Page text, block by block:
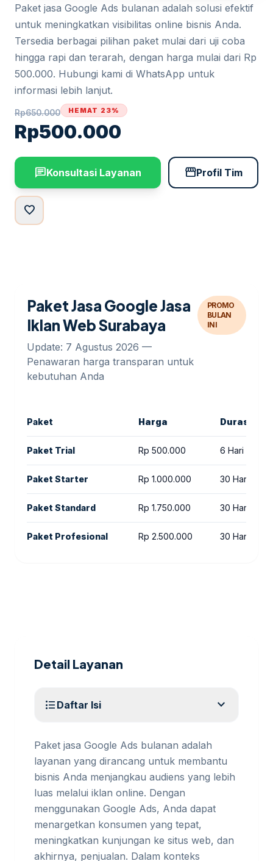
Paket jasa Google Ads bulanan adalah solusi efektif
untuk meningkatkan visibilitas online bisnis Anda.
Tersedia berbagai pilihan paket mulai dari uji coba
hingga rapi dan terarah, dengan harga mulai dari Rp
500.000. Hubungi kami di WhatsApp untuk
informasi lebih lanjut.
Rp650.000
Rp500.000
HEMAT 23%
chatKonsultasi Layanan storefrontProfil Tim
favorite
Paket Jasa Google Jasa
Iklan Web Surabaya
Update: 7 Agustus 2026 —
Penawaran harga transparan untuk
kebutuhan Anda
PROMO
BULAN
INI
Paket Harga Durasi
Paket Trial Rp 500.000 6 Hari
Paket Starter Rp 1.000.000 30 Hari
Paket Standard Rp 1.750.000 30 Hari
Paket Profesional Rp 2.500.000 30 Hari
Detail Layanan
format_list_bulleted Daftar Isi expand_more
Paket jasa Google Ads bulanan adalah
layanan yang dirancang untuk membantu
bisnis Anda menjangkau audiens yang lebih
luas melalui iklan online. Dengan
menggunakan Google Ads, Anda dapat
menargetkan konsumen yang tepat,
meningkatkan kunjungan ke situs web, dan
akhirnya, penjualan. Dalam konteks